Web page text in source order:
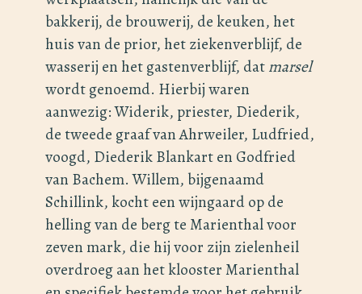
bakkerij, de brouwerij, de keuken, het
huis van de prior, het ziekenverblijf, de
wasserij en het gastenverblijf, datmarsel
wordt genoemd. Hierbij waren
aanwezig: Widerik, priester, Diederik,
de tweede graaf van Ahrweiler, Ludfried,
voogd, Diederik Blankart en Godfried
van Bachem. Willem, bijgenaamd
Schillink, kocht een wijngaard op de
helling van de berg te Marienthal voor
zeven mark, die hij voor zijn zielenheil
overdroeg aan het klooster Marienthal